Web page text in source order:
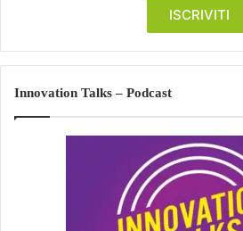
Innovation Talks – Podcast